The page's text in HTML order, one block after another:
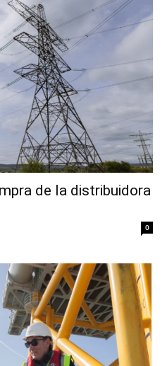
de la distribuidora
0